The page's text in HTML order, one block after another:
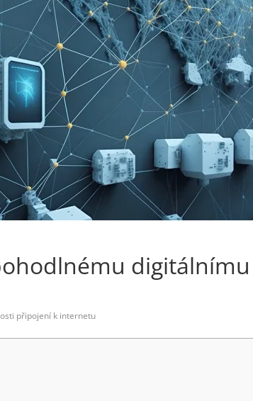
digitálnímu
připojení k internetu